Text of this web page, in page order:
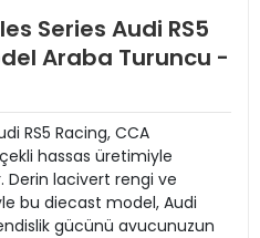
Series Audi RS5
Araba Turuncu -
RS5 Racing, CCA
hassas üretimiyle
Derin lacivert rengi ve
bu diecast model, Audi
gücünü avucunuzun